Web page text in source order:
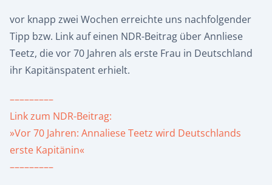
vor knapp zwei Wochen erreichte uns nachfolgender
Tipp bzw. Link auf einen NDR-Beitrag über Annliese
Teetz, die vor 70 Jahren als erste Frau in Deutschland
ihr Kapitänspatent erhielt.
–––––––––
Link zum NDR-Beitrag:
»Vor 70 Jahren: Annaliese Teetz wird Deutschlands
erste Kapitänin«
–––––––––